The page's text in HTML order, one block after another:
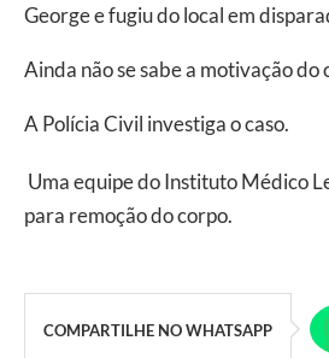
George e fugiu do local em
Ainda não se sabe a motivação do
A Polícia Civil investiga o caso.
Uma equipe do Instituto Médico
para remoção do corpo.
COMPARTILHE NO WHATSAPP